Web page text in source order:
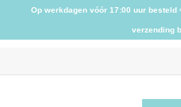
Op werkdagen vóór 17:00 uur besteld
verzending